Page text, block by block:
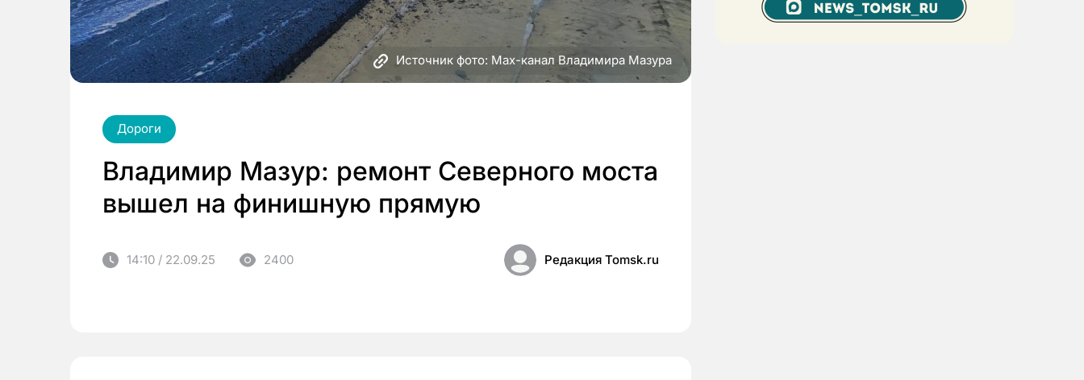
Источник фото: Max-канал Владимира Мазура
Дороги
Владимир Мазур: ремонт Северного моста
вышел на финишную прямую
14:10 / 22.09.25 2400 Редакция Tomsk.ru